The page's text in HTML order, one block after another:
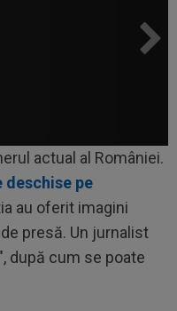
actual al României.
deschise pe
au oferit imagini
presă. Un jurnalist
după cum se poate